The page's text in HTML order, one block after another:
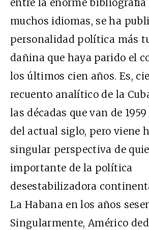
entre la enorme bibliografía
muchos idiomas, se ha
personalidad política más
dañina que haya parido el
los últimos cien años. Es,
recuento analítico de la
las décadas que van de
del actual siglo, pero viene
singular perspectiva de
importante de la política
desestabilizadora
La Habana en los años
Singularmente, Américo